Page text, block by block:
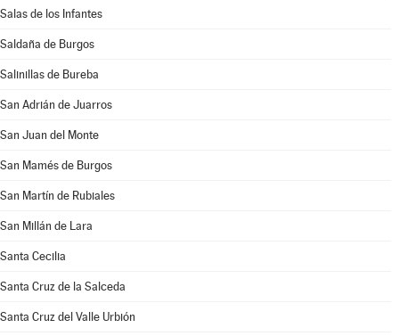
Salas de los Infantes
Saldaña de Burgos
Salinillas de Bureba
San Adrián de Juarros
San Juan del Monte
San Mamés de Burgos
San Martín de Rubiales
San Millán de Lara
Santa Cecilia
Santa Cruz de la Salceda
Santa Cruz del Valle Urbión